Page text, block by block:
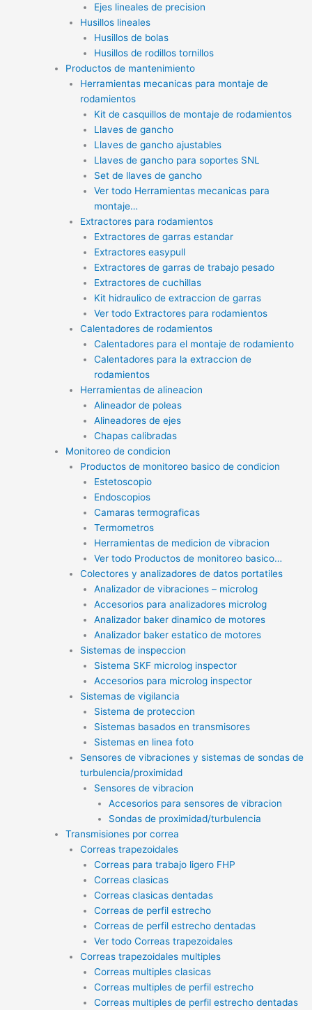
Ejes lineales de precision
Husillos lineales
Husillos de bolas
Husillos de rodillos tornillos
Productos de mantenimiento
Herramientas mecanicas para montaje de
rodamientos
Kit de casquillos de montaje de rodamientos
Llaves de gancho
Llaves de gancho ajustables
Llaves de gancho para soportes SNL
Set de llaves de gancho
Ver todo Herramientas mecanicas para
montaje…
Extractores para rodamientos
Extractores de garras estandar
Extractores easypull
Extractores de garras de trabajo pesado
Extractores de cuchillas
Kit hidraulico de extraccion de garras
Ver todo Extractores para rodamientos
Calentadores de rodamientos
Calentadores para el montaje de rodamiento
Calentadores para la extraccion de
rodamientos
Herramientas de alineacion
Alineador de poleas
Alineadores de ejes
Chapas calibradas
Monitoreo de condicion
Productos de monitoreo basico de condicion
Estetoscopio
Endoscopios
Camaras termograficas
Termometros
Herramientas de medicion de vibracion
Ver todo Productos de monitoreo basico…
Colectores y analizadores de datos portatiles
Analizador de vibraciones – microlog
Accesorios para analizadores microlog
Analizador baker dinamico de motores
Analizador baker estatico de motores
Sistemas de inspeccion
Sistema SKF microlog inspector
Accesorios para microlog inspector
Sistemas de vigilancia
Sistema de proteccion
Sistemas basados en transmisores
Sistemas en linea foto
Sensores de vibraciones y sistemas de sondas de
turbulencia/proximidad
Sensores de vibracion
Accesorios para sensores de vibracion
Sondas de proximidad/turbulencia
Transmisiones por correa
Correas trapezoidales
Correas para trabajo ligero FHP
Correas clasicas
Correas clasicas dentadas
Correas de perfil estrecho
Correas de perfil estrecho dentadas
Ver todo Correas trapezoidales
Correas trapezoidales multiples
Correas multiples clasicas
Correas multiples de perfil estrecho
Correas multiples de perfil estrecho dentadas